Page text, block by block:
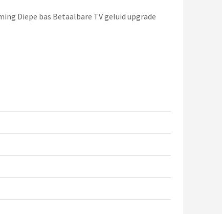
Diepe bas Betaalbare TV geluid upgrade